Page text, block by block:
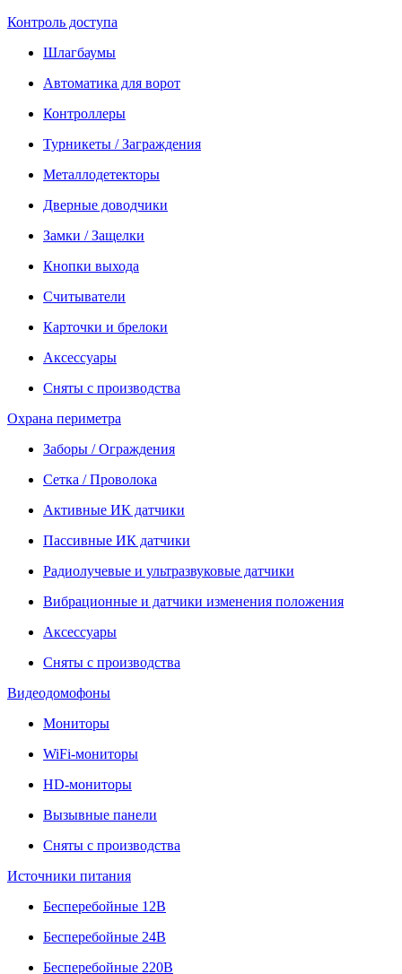
Контроль доступа
Шлагбаумы
Автоматика для ворот
Контроллеры
Турникеты / Заграждения
Металлодетекторы
Дверные доводчики
Замки / Защелки
Кнопки выхода
Считыватели
Карточки и брелоки
Аксессуары
Сняты с производства
Охрана периметра
Заборы / Ограждения
Сетка / Проволока
Активные ИК датчики
Пассивные ИК датчики
Радиолучевые и ультразвуковые датчики
Вибрационные и датчики изменения положения
Аксессуары
Сняты с производства
Видеодомофоны
Мониторы
WiFi-мониторы
HD-мониторы
Вызывные панели
Сняты с производства
Источники питания
Бесперебойные 12В
Бесперебойные 24В
Бесперебойные 220В